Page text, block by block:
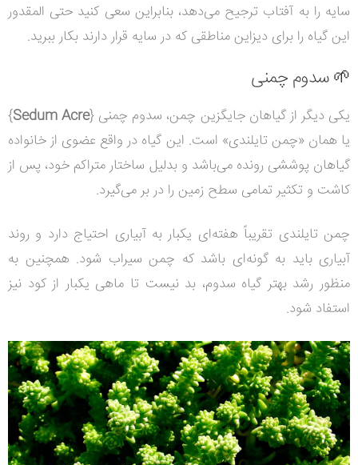
سایه را به آفتاب ترجیح می‌دهد، بنابراین سعی کنید حتی المقدور
این گیاه را برای دیزاین مناطقی که در سایه قرار دارند بکار ببرید.
🌱 سدوم چمنی
یکی دیگر از گیاهان جایگزین چمن، سدوم چمنی {Sedum Acre
}
یا همان «چمن تایلندی» است. این گیاه در واقع عضوی از خانواده
گیاهان پوششی رونده می‌باشد و بدلیل ساختار متراکم خود، پس از
کاشت و تکثیر تمامی سطح زمین را در بر می‌گیرد.
چمن تایلندی تقریباً هفته‌ای یکبار به آبیاری احتیاج دارد و روند
آبیاری باید به گونه‌ای باشد که چمن سیراب شود. همچنین به
منظور رشد بهتر گیاه سدوم، بد نیست تا ماهی یکبار از کود نیز
استفاد شود.